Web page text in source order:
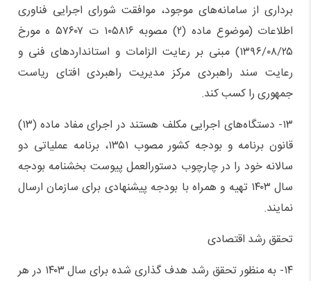
برداری از سامانه‌های موجود، موافقت شورای اجرایی فناوری
اطلاعات (موضوع ماده (۲) مصوبه ۱۰۵۸۱۶ ت ۵۷۶۰۷ ه مورخ
۱۳۹۶/۰۸/۲۵) مبنی بر رعایت الزامات و استانداردهای فنی و
رعایت سند راهبردی مرکز مدیریت راهبردی افتای ریاست
جمهوری را کسب کند.
۱۳- دستگاه‌های اجرایی مکلف هستند در اجرای مفاد ماده (۱۳)
قانون برنامه و بودجه کشور مصوب ۱۳۵۱، برنامه عملیاتی دو
سالانه خود را در چارچوب دستورالعمل پیوست بخشنامه بودجه
سال ۱۴۰۳ تهیه و همراه با بودجه پیشنهادی برای سازمان ارسال
نمایند.
تحقق رشد اقتصادی
۱۴- به منظور تحقق رشد هدف گذاری شده برای سال ۱۴۰۳ در هر